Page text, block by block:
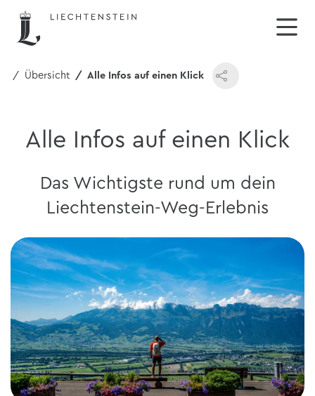
Übersicht Alle Infos auf einen Klick
Alle Infos auf einen Klick
Das Wichtigste rund um dein
Liechtenstein-Weg-Erlebnis